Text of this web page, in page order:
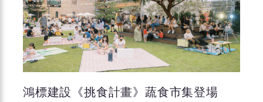
鴻標建設《挑食計畫》蔬食市集登場